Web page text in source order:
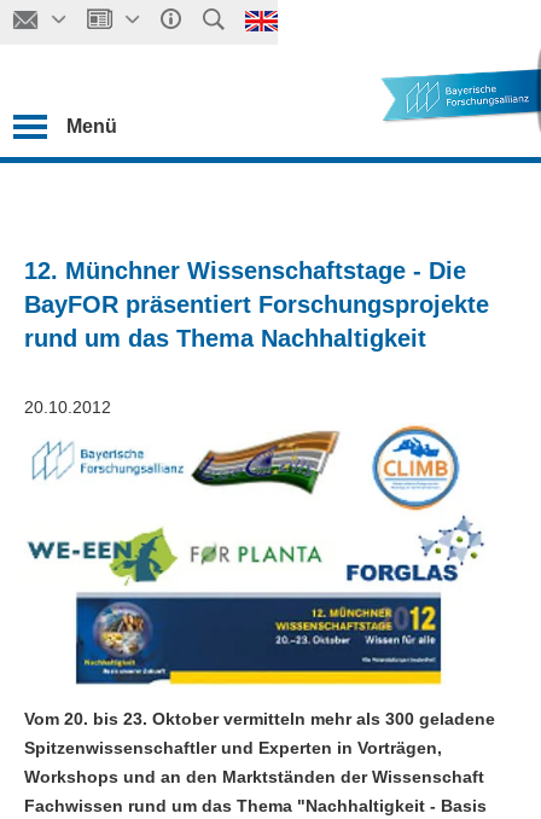
Menü
12. Münchner Wissenschaftstage - Die
BayFOR präsentiert Forschungsprojekte
rund um das Thema Nachhaltigkeit
20.10.2012
Vom 20. bis 23. Oktober vermitteln mehr als 300 geladene
Spitzenwissenschaftler und Experten in Vorträgen,
Workshops und an den Marktständen der Wissenschaft
Fachwissen rund um das Thema "Nachhaltigkeit - Basis